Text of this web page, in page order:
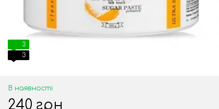
3
3
В наявності
240 грн